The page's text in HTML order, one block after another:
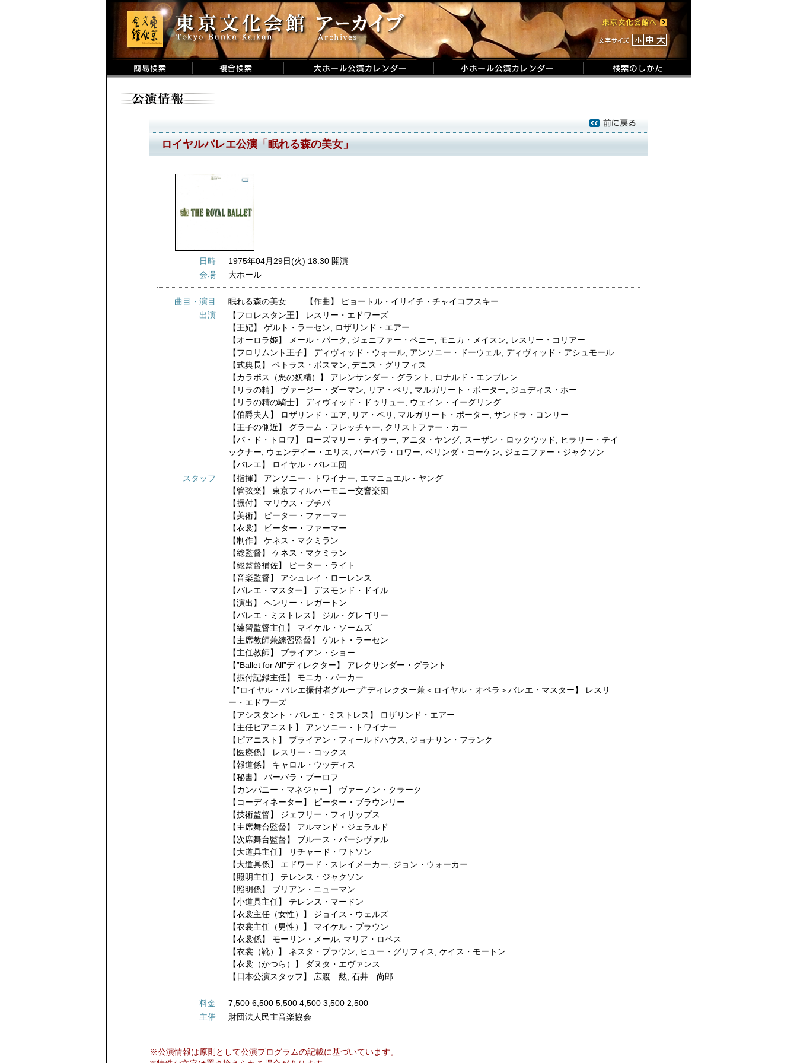
ロイヤルバレエ公演「眠れる森の美女」
日時
1975年04月29日(火) 18:30 開演
会場
大ホール
曲目・演目
眠れる森の美女 【作曲】 ピョートル・イリイチ・チャイコフスキー
出演
【フロレスタン王】
レスリー・エドワーズ
【王妃】 ゲルト・ラーセン
ロザリンド・エアー
【オーロラ姫】
メール・パーク ジェニファー・ペニー モニカ・メイスン
レスリー・コリアー
【フロリムント王子】 ディヴィッド・ウォール, アンソニー・ドーウェル, ディヴィッド・アシュモール
【式典長】 ベトラス・ボスマン デニス・グリフィス
【カラボス（悪の妖精）】 アレンサンダー・グラント
ロナルド・エンブレン
【リラの精】 ヴァージー・ダーマン リア・ペリ マルガリート・ポーター
ジュディス・ホー
【リラの精の騎士】 ディヴィッド・ドゥリュー
ウェイン・イーグリング
【伯爵夫人】
ロザリンド・エア リア・ペリ マルガリート・ポーター サンドラ・コンリー
【王子の側近】 グラーム・フレッチャー
クリストファー・カー
【パ・ド・トロワ】
ローズマリー・テイラー アニタ・ヤング, スーザン・ロックウッド
ヒラリー・テイ
ックナー
ウェンデイー・エリス バーバラ・ロワー ベリンダ・コーケン
ジェニファー・ジャクソン
【バレエ】
ロイヤル・バレエ団
スタッフ
【指揮】 アンソニー・トワイナー
エマニュエル・ヤング
【管弦楽】 東京フィルハーモニー交響楽団
【振付】 マリウス・プチパ
【美術】
ピーター・ファーマー
【衣裳】
ピーター・ファーマー
【制作】 ケネス・マクミラン
【総監督】 ケネス・マクミラン
【総監督補佐】
ピーター・ライト
【音楽監督】 アシュレイ・ローレンス
【バレエ・マスター】 デスモンド・ドイル
【演出】 ヘンリー・レガートン
【バレエ・ミストレス】 ジル・グレゴリー
【練習監督主任】 マイケル・ソームズ
【主席教師兼練習監督】 ゲルト・ラーセン
【主任教師】 ブライアン・ショー
【”Ballet for All”ディレクター】 アレクサンダー・グラント
【振付記録主任】 モニカ・パーカー
【”ロイヤル・バレエ振付者グループ”ディレクター兼＜ロイヤル・オペラ＞バレエ・マスター】
レスリ
ー・エドワーズ
【アシスタント・バレエ・ミストレス】
ロザリンド・エアー
【主任ピアニスト】 アンソニー・トワイナー
【ピアニスト】 ブライアン・フィールドハウス
ジョナサン・フランク
【医療係】
レスリー・コックス
【報道係】 キャロル・ウッディス
【秘書】 バーバラ・ブーロフ
【カンパニー・マネジャー】 ヴァーノン・クラーク
【コーディネーター】
ピーター・ブラウンリー
【技術監督】 ジェフリー・フィリップス
【主席舞台監督】 アルマンド・ジェラルド
【次席舞台監督】 ブルース・パーシヴァル
【大道具主任】
リチャード・ワトソン
【大道具係】 エドワード・スレイメーカー
ジョン・ウォーカー
【照明主任】 テレンス・ジャクソン
【照明係】 ブリアン・ニューマン
【小道具主任】 テレンス・マードン
【衣裳主任（女性）】 ジョイス・ウェルズ
【衣裳主任（男性）】 マイケル・ブラウン
【衣裳係】 モーリン・メール, マリア・ロペス
【衣裳（靴）】 ネスタ・ブラウン ヒュー・グリフィス
ケイス・モートン
【衣裳（かつら）】
ダヌタ・エヴァンス
【日本公演スタッフ】 広渡 勲 石井 尚郎
料金
7,500 6,500 5,500 4,500 3,500 2,500
主催
財団法人民主音楽協会
※公演情報は原則として公演プログラムの記載に基づいています。